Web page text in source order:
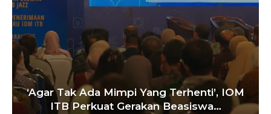
‘Agar Tak Ada Mimpi Yang Terhenti’, IOM
ITB Perkuat Gerakan Beasiswa…